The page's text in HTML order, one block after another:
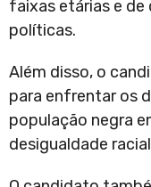
faixas etárias e
políticas.
Além disso, o
para enfrentar os
população negra
desigualdade